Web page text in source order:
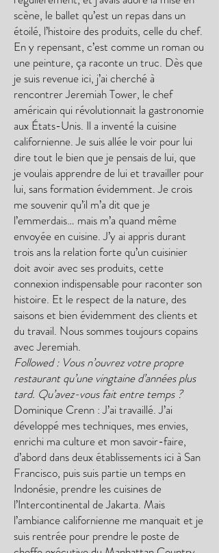
scène, le ballet qu’est un repas dans un
étoilé, l’histoire des produits, celle du chef.
En y repensant, c’est comme un roman ou
une peinture, ça raconte un truc. Dès que
je suis revenue ici, j’ai cherché à
rencontrer Jeremiah Tower, le chef
américain qui révolutionnait la gastronomie
aux États-Unis. Il a inventé la cuisine
californienne. Je suis allée le voir pour lui
dire tout le bien que je pensais de lui, que
je voulais apprendre de lui et travailler pour
lui, sans formation évidemment. Je crois
me souvenir qu’il m’a dit que je
l’emmerdais… mais m’a quand même
envoyée en cuisine. J’y ai appris durant
trois ans la relation forte qu’un cuisinier
doit avoir avec ses produits, cette
connexion indispensable pour raconter son
histoire. Et le respect de la nature, des
saisons et bien évidemment des clients et
du travail. Nous sommes toujours copains
avec Jeremiah.
Followed : Vous n’ouvrez votre propre
restaurant qu’une vingtaine d’années plus
tard. Qu’avez-vous fait entre temps ?
Dominique Crenn : J’ai travaillé. J’ai
développé mes techniques, mes envies,
enrichi ma culture et mon savoir-faire,
d’abord dans deux établissements ici à San
Francisco, puis suis partie un temps en
Indonésie, prendre les cuisines de
l’Intercontinental de Jakarta. Mais
l’ambiance californienne me manquait et je
suis rentrée pour prendre le poste de